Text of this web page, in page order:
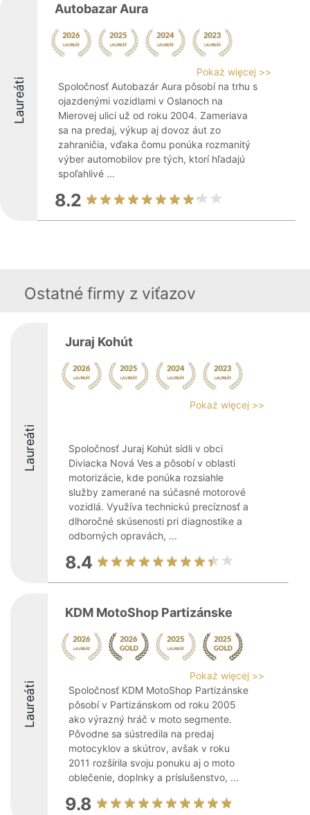
Laureáti
Autobazar Aura
Pokaż więcej >>
Spoločnosť Autobazár Aura pôsobí na trhu s
ojazdenými vozidlami v Oslanoch na
Mierovej ulici už od roku 2004. Zameriava
sa na predaj, výkup aj dovoz áut zo
zahraničia, vďaka čomu ponúka rozmanitý
výber automobilov pre tých, ktorí hľadajú
spoľahlivé ...
8.2
Ostatné firmy z viťazov
Laureáti
Juraj Kohút
Pokaż więcej >>
Spoločnosť Juraj Kohút sídli v obci
Diviacka Nová Ves a pôsobí v oblasti
motorizácie, kde ponúka rozsiahle
služby zamerané na súčasné motorové
vozidlá. Využíva technickú precíznosť a
dlhoročné skúsenosti pri diagnostike a
odborných opravách, ...
8.4
Laureáti
KDM MotoShop Partizánske
Pokaż więcej >>
Spoločnosť KDM MotoShop Partizánske
pôsobí v Partizánskom od roku 2005
ako výrazný hráč v moto segmente.
Pôvodne sa sústredila na predaj
motocyklov a skútrov, avšak v roku
2011 rozšírila svoju ponuku aj o moto
oblečenie, doplnky a príslušenstvo, ...
9.8